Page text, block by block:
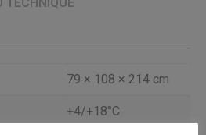
79 × 108 × 214 cm
+4/+18°C